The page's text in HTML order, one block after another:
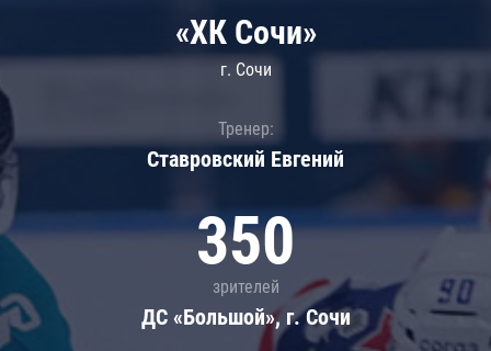
«ХК Сочи»
г. Сочи
Тренер:
Ставровский Евгений
350
зрителей
ДС «Большой», г. Сочи